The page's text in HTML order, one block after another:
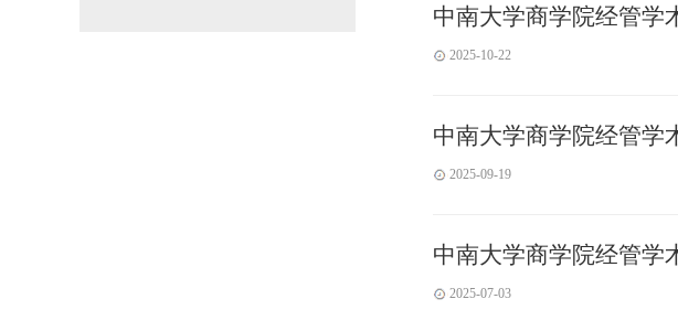
中南大学商学院经管
2025-10-22
中南大学商学院经管
2025-09-19
中南大学商学院经管
2025-07-03